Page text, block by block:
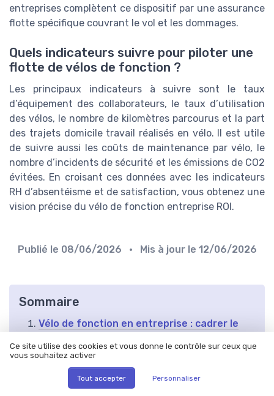
entreprises complètent ce dispositif par une assurance
flotte spécifique couvrant le vol et les dommages.
Quels indicateurs suivre pour piloter une
flotte de vélos de fonction ?
Les principaux indicateurs à suivre sont le taux
d’équipement des collaborateurs, le taux d’utilisation
des vélos, le nombre de kilomètres parcourus et la part
des trajets domicile travail réalisés en vélo. Il est utile
de suivre aussi les coûts de maintenance par vélo, le
nombre d’incidents de sécurité et les émissions de CO2
évitées. En croisant ces données avec les indicateurs
RH d’absentéisme et de satisfaction, vous obtenez une
vision précise du vélo de fonction entreprise ROI.
Publié le 08/06/2026 • Mis à jour le 12/06/2026
Sommaire
Vélo de fonction en entreprise : cadrer le
Modèles de déploiement : achat, location
longue durée ou prestataire intégré
Choisir les bons vélos : VAE urbain, pliant,
Ce site utilise des cookies et vous donne le contrôle sur ceux que
vous souhaitez activer
Tout accepter Personnaliser